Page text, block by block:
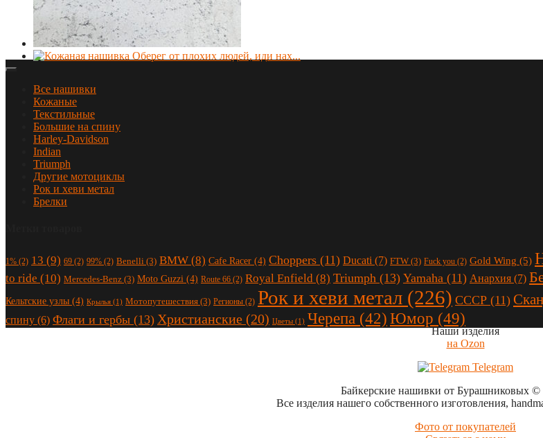
Все нашивки
Кожаные
Текстильные
Большие на спину
Harley-Davidson
Indian
Triumph
Другие мотоциклы
Рок и хеви метал
Брелки
1% (2) 13 (9) 69 (2) 99% (2) Benelli (3) BMW (8) Cafe Racer (4) Choppers (11) Ducati (7) FTW (3) Fuck you (2) Gold Wing (5)
to ride (10) Mercedes-Benz (3) Moto Guzzi (4) Route 66 (2) Royal Enfield (8) Triumph (13) Yamaha (11) Анархия (7)
Кельтские узлы (4) Крылья (1) Мотопутешествия (3) Регионы (2) Рок и хеви метал (226) СССР (11)
спину (6) Флаги и гербы (13) Христианские (20) Цветы (1) Черепа (42) Юмор (49)
Наши изделия
на Ozon
Telegram
Байкерские нашивки от Бурашниковых©
Все изделия нашего собственного изготовления,
Фото от покупателей